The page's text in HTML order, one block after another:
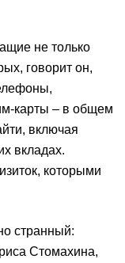
не только
говорит он,
карты – в общем
включая
вкладах.
которыми
странный:
Стомахина,